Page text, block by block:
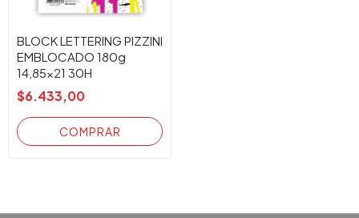
BLOCK LETTERING PIZZINI
EMBLOCADO 180g
14,85x21 30H
$6.433,00